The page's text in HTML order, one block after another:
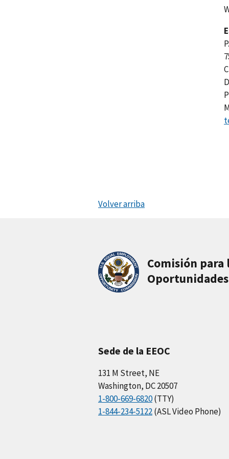
Volver arriba
Comisión para
Sede de la EEOC
131 M Street, NE
Washington, DC 20507
1-800-669-6820(TTY)
1-844-234-5122(ASL Video Phone)